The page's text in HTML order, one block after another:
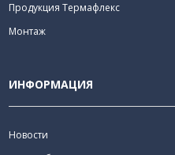
Продукция Термафлекс
Монтаж
ИНФОРМАЦИЯ
Новости